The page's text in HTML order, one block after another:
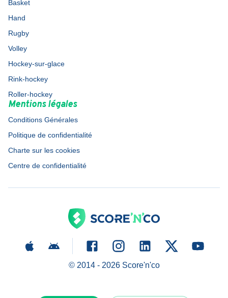
Basket
Hand
Rugby
Volley
Hockey-sur-glace
Rink-hockey
Roller-hockey
Mentions légales
Conditions Générales
Politique de confidentialité
Charte sur les cookies
Centre de confidentialité
© 2014 - 2026Score'n'co